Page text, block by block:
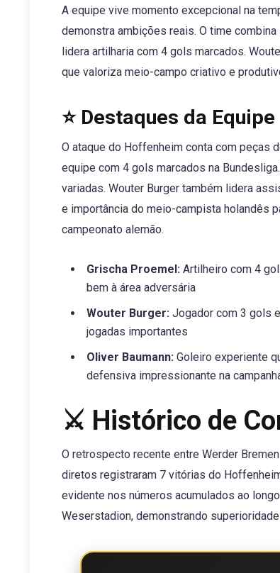
A equipe vive momento excepcional na
demonstra ambições reais. O time
lidera artilharia com 4 gols marcados.
que valoriza meio-campo criativo e
⭐ Destaques da Equipe
O ataque do Hoffenheim conta com peças
equipe com 4 gols marcados na
variadas. Wouter Burger também lidera
e importância do meio-campista holandês
campeonato alemão.
Grischa Proemel: Artilheiro com 4
bem à área adversária
Wouter Burger: Jogador com 3 gols
jogadas importantes
Oliver Baumann: Goleiro experiente
defensiva impressionante na
⚔️ Histórico de
O retrospecto recente entre Werder
diretos registraram 7 vitórias do
evidente nos números acumulados ao
Weserstadion, demonstrando